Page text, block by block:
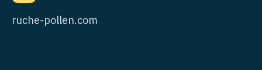
ruche-pollen.com